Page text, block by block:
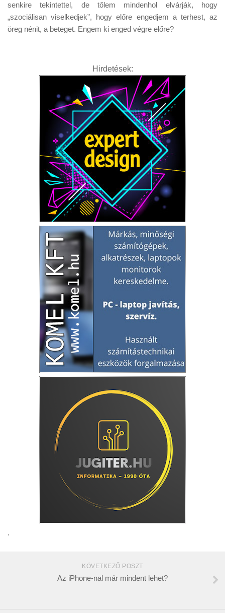
senkire tekintettel, de tőlem mindenhol elvárják, hogy
„szociálisan viselkedjek”, hogy előre engedjem a terhest, az
öreg nénit, a beteget. Engem ki enged végre előre?
Hirdetések:
.
KÖVETKEZŐ POSZT
Az iPhone-nal már mindent lehet?